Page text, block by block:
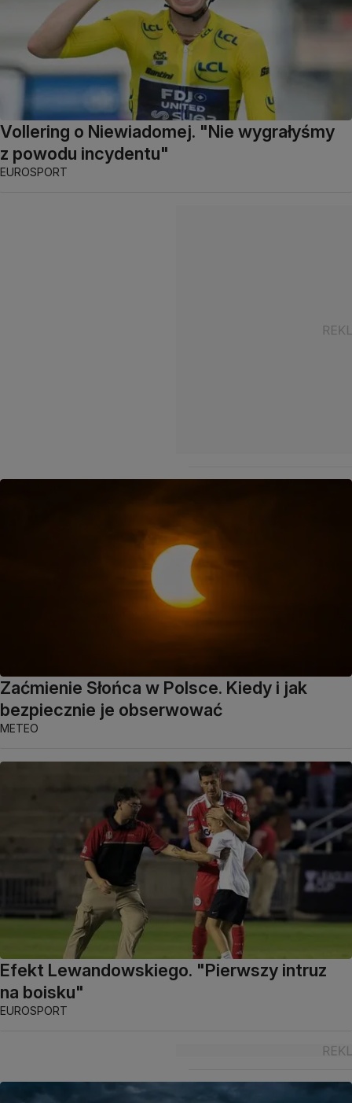
Vollering o Niewiadomej. "Nie wygrałyśmy
z powodu incydentu"
EUROSPORT
Zaćmienie Słońca w Polsce. Kiedy i jak
bezpiecznie je obserwować
METEO
Efekt Lewandowskiego. "Pierwszy intruz
na boisku"
EUROSPORT